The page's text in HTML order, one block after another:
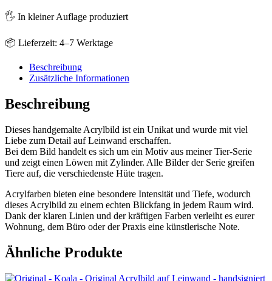
🖐️ In kleiner Auflage produziert
📦 Lieferzeit: 4–7 Werktage
Beschreibung
Zusätzliche Informationen
Beschreibung
Dieses handgemalte Acrylbild ist ein Unikat und wurde mit viel
Liebe zum Detail auf Leinwand erschaffen.
Bei dem Bild handelt es sich um ein Motiv aus meiner Tier-Serie
und zeigt einen Löwen mit Zylinder. Alle Bilder der Serie greifen
Tiere auf, die verschiedenste Hüte tragen.
Acrylfarben bieten eine besondere Intensität und Tiefe, wodurch
dieses Acrylbild zu einem echten Blickfang in jedem Raum wird.
Dank der klaren Linien und der kräftigen Farben verleiht es eurer
Wohnung, dem Büro oder der Praxis eine künstlerische Note.
Ähnliche Produkte